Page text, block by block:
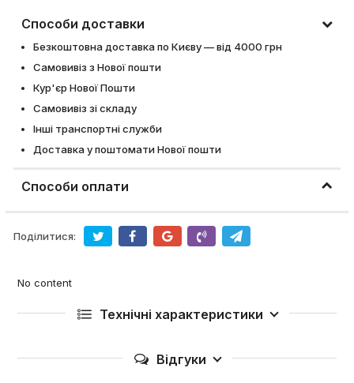
Способи доставки
Безкоштовна доставка по Києву — від 4000 грн
Самовивіз з Нової пошти
Кур'єр Нової Пошти
Самовивіз зі складу
Інші транспортні служби
Доставка у поштомати Нової пошти
Способи оплати
Поділитися:
No content
Технічні характеристики
Відгуки